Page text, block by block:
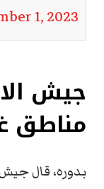
1, 2023
جيش
مناطق
بدوره، قال